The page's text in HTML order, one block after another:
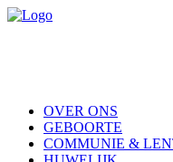
OVER ONS
GEBOORTE
COMMUNIE &